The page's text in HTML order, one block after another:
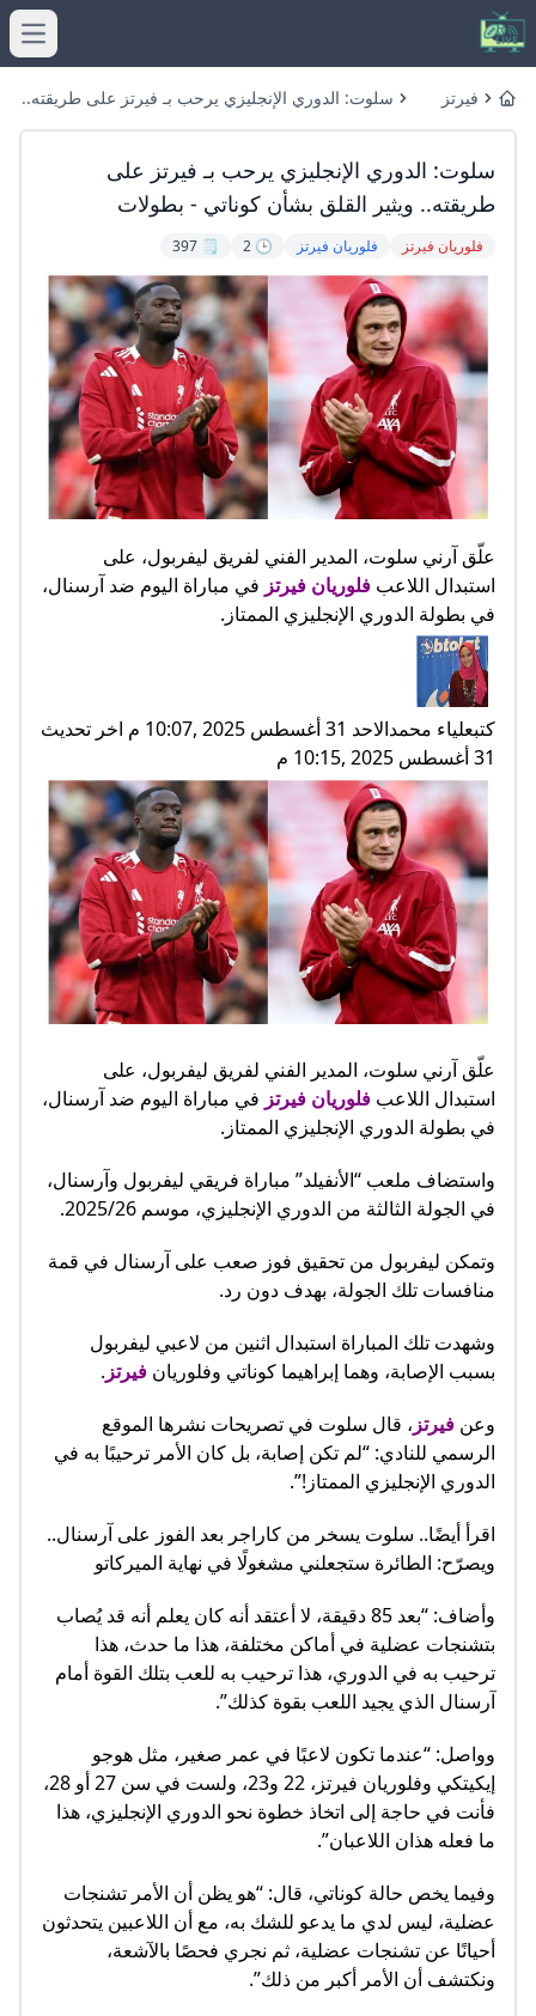
Homeفيرتز
سلوت: الدوري الإنجليزي يرحب بـ فيرتز على طريقته..
سلوت: الدوري الإنجليزي يرحب بـ فيرتز على
طريقته.. ويثير القلق بشأن كوناتي - بطولات
فلوريان فيرتز فلوريان فيرتز 🕒 2
🗒️ 397
علّق آرني سلوت، المدير الفني لفريق ليفربول، على
استبدال اللاعب فلوريان فيرتز في مباراة اليوم ضد آرسنال،
في بطولة الدوري الإنجليزي الممتاز.
كتبعلياء محمدالاحد 31 أغسطس 2025 ,10:07 م اخر تحديث
31 أغسطس 2025 ,10:15 م
علّق آرني سلوت، المدير الفني لفريق ليفربول، على
استبدال اللاعب فلوريان فيرتز في مباراة اليوم ضد آرسنال،
في بطولة الدوري الإنجليزي الممتاز.
واستضاف ملعب “الأنفيلد” مباراة فريقي ليفربول وآرسنال،
في الجولة الثالثة من الدوري الإنجليزي، موسم 2025/26.
وتمكن ليفربول من تحقيق فوز صعب على آرسنال في قمة
منافسات تلك الجولة، بهدف دون رد.
وشهدت تلك المباراة استبدال اثنين من لاعبي ليفربول
بسبب الإصابة، وهما إبراهيما كوناتي وفلوريان فيرتز .
وعن فيرتز ، قال سلوت في تصريحات نشرها الموقع
الرسمي للنادي: “لم تكن إصابة، بل كان الأمر ترحيبًا به في
الدوري الإنجليزي الممتاز!”.
اقرأ أيضًا.. سلوت يسخر من كاراجر بعد الفوز على آرسنال..
ويصرّح: الطائرة ستجعلني مشغولًا في نهاية الميركاتو
وأضاف: “بعد 85 دقيقة، لا أعتقد أنه كان يعلم أنه قد يُصاب
بتشنجات عضلية في أماكن مختلفة، هذا ما حدث، هذا
ترحيب به في الدوري، هذا ترحيب به للعب بتلك القوة أمام
آرسنال الذي يجيد اللعب بقوة كذلك”.
وواصل: “عندما تكون لاعبًا في عمر صغير، مثل هوجو
إيكيتكي وفلوريان فيرتز، 22 و23، ولست في سن 27 أو 28،
فأنت في حاجة إلى اتخاذ خطوة نحو الدوري الإنجليزي، هذا
ما فعله هذان اللاعبان”.
وفيما يخص حالة كوناتي، قال: “هو يظن أن الأمر تشنجات
عضلية، ليس لدي ما يدعو للشك به، مع أن اللاعبين يتحدثون
أحيانًا عن تشنجات عضلية، ثم نجري فحصًا بالآشعة،
ونكتشف أن الأمر أكبر من ذلك”.